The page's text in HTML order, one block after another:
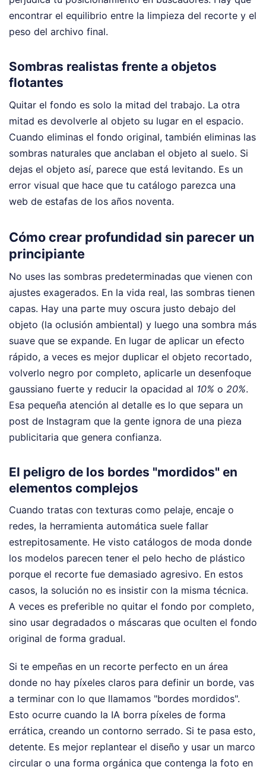
encontrar el equilibrio entre la limpieza del recorte y el
peso del archivo final.
Sombras realistas frente a objetos
flotantes
Quitar el fondo es solo la mitad del trabajo. La otra
mitad es devolverle al objeto su lugar en el espacio.
Cuando eliminas el fondo original, también eliminas las
sombras naturales que anclaban el objeto al suelo. Si
dejas el objeto así, parece que está levitando. Es un
error visual que hace que tu catálogo parezca una
web de estafas de los años noventa.
Cómo crear profundidad sin parecer un
principiante
No uses las sombras predeterminadas que vienen con
ajustes exagerados. En la vida real, las sombras tienen
capas. Hay una parte muy oscura justo debajo del
objeto (la oclusión ambiental) y luego una sombra más
suave que se expande. En lugar de aplicar un efecto
rápido, a veces es mejor duplicar el objeto recortado,
volverlo negro por completo, aplicarle un desenfoque
gaussiano fuerte y reducir la opacidad al 10% o 20%.
Esa pequeña atención al detalle es lo que separa un
post de Instagram que la gente ignora de una pieza
publicitaria que genera confianza.
El peligro de los bordes "mordidos" en
elementos complejos
Cuando tratas con texturas como pelaje, encaje o
redes, la herramienta automática suele fallar
estrepitosamente. He visto catálogos de moda donde
los modelos parecen tener el pelo hecho de plástico
porque el recorte fue demasiado agresivo. En estos
casos, la solución no es insistir con la misma técnica.
A veces es preferible no quitar el fondo por completo,
sino usar degradados o máscaras que oculten el fondo
original de forma gradual.
Si te empeñas en un recorte perfecto en un área
donde no hay píxeles claros para definir un borde, vas
a terminar con lo que llamamos "bordes mordidos".
Esto ocurre cuando la IA borra píxeles de forma
errática, creando un contorno serrado. Si te pasa esto,
detente. Es mejor replantear el diseño y usar un marco
circular o una forma orgánica que contenga la foto en